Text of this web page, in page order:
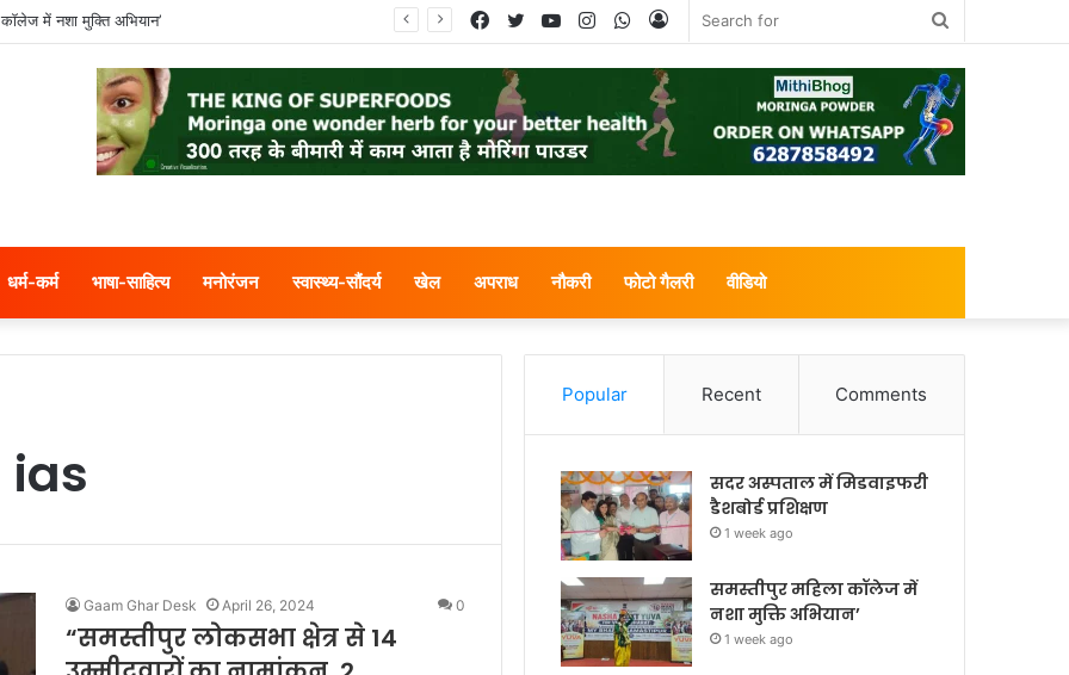
में नशा मुक्ति अभियान’
Log
WhatsApp
Instagram
YouTube
Twitter
Facebook
धर्म-कर्म भाषा-साहित्य मनोरंजन स्वास्थ्य-सौंदर्य खेल अपराध नौकरी फोटो गैलरी वीडियो
ias
Gaam Ghar Desk April 26, 2024 0
“समस्तीपुर लोकसभा क्षेत्र से 14
Popular Recent Comments
सदर अस्पताल में मिडवाइफरी
डैशबोर्ड प्रशिक्षण
1 week ago
समस्तीपुर महिला कॉलेज में
नशा मुक्ति अभियान’
1 week ago